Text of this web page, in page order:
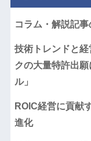
コラム・解説記
技術トレンドと
クの大量特許出
ル」
ROIC経営に貢献
進化